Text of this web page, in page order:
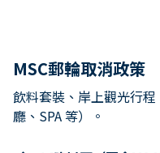
MSC郵輪取消政策
飲料套裝、岸上觀光行
廳、SPA 等）。